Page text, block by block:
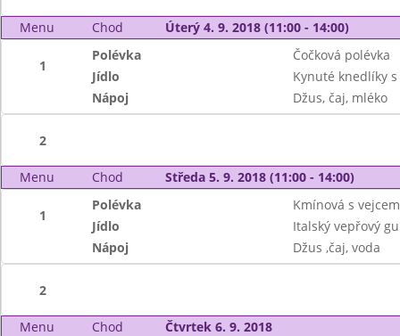
Menu Chod Úterý 4. 9. 2018 (11:00 - 14:00)
1
Polévka
Čočková polévka
Jídlo
Kynuté knedlíky
Nápoj
Džus, čaj, mléko
2
Menu Chod Středa 5. 9. 2018 (11:00 - 14:00)
1
Polévka
Kmínová s vejcem
Jídlo
Italský vepřový
Nápoj
Džus ,čaj, voda
2
Menu Chod
Čtvrtek 6. 9. 2018